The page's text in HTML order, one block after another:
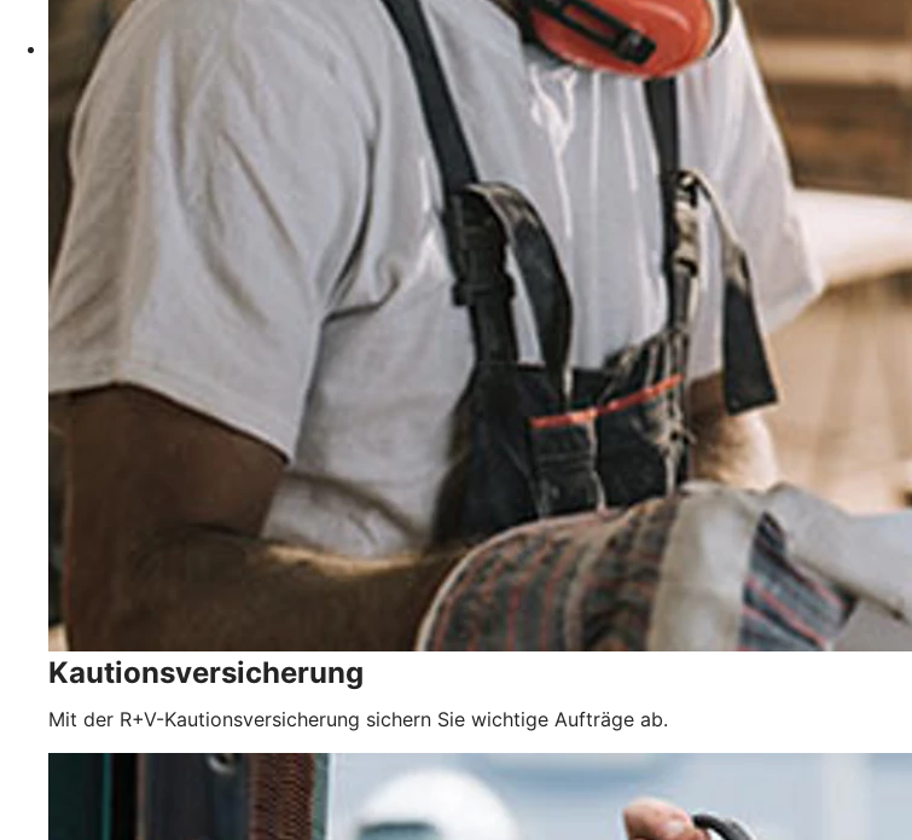
Kautionsversicherung
Mit der R+V-Kautionsversicherung sichern Sie wichtige Aufträge ab.